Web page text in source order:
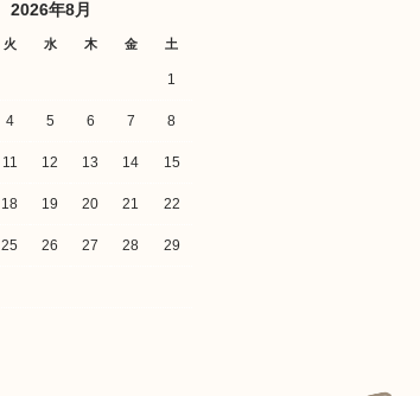
2026年8月
火 水 木 金 土
1
4 5 6 7 8
11 12 13 14 15
18 19 20 21 22
25 26 27 28 29